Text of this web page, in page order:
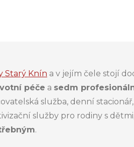
Starý Knín a v jejím čele stojí
péče a sedm
služba, denní
služby pro rodiny s
.